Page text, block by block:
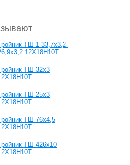
ТШ 1-33,7х3,2-
12Х18Н10Т
ТШ 32х3
ТШ 25х3
ТШ 76х4,5
ТШ 426х10